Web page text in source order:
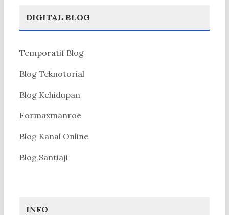
DIGITAL BLOG
Temporatif Blog
Blog Teknotorial
Blog Kehidupan
Formaxmanroe
Blog Kanal Online
Blog Santiaji
INFO